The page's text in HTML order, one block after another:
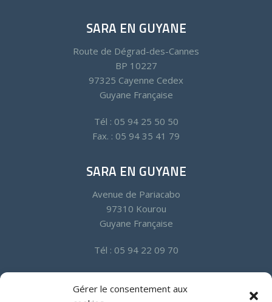
Gérer le consentement aux
SARA EN GUYANE
Route de Dégrad-des-Cannes
BP 10227
97325 Cayenne Cedex
Guyane Française
Tél : 05 94 25 50 50
Fax. : 05 94 35 41 79
SARA EN GUYANE
Avenue de Pariacabo
97310 Kourou
Guyane Française
Tél : 05 94 22 09 70
SARA EN MARTINIQUE